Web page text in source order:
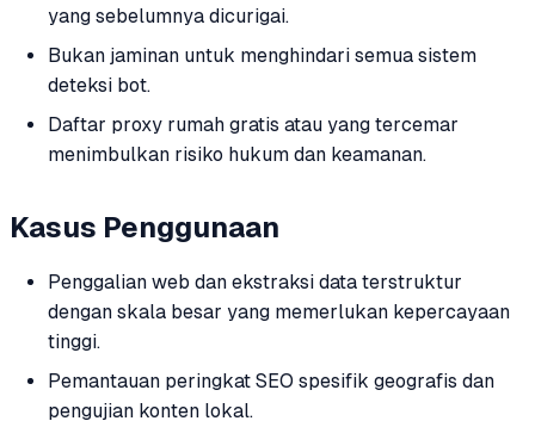
yang sebelumnya dicurigai.
Bukan jaminan untuk menghindari semua sistem
deteksi bot.
Daftar proxy rumah gratis atau yang tercemar
menimbulkan risiko hukum dan keamanan.
Kasus Penggunaan
Penggalian web dan ekstraksi data terstruktur
dengan skala besar yang memerlukan kepercayaan
tinggi.
Pemantauan peringkat SEO spesifik geografis dan
pengujian konten lokal.